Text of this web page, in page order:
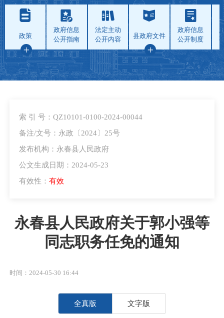
政策
政府信息
公开指南
法定主动
公开内容
县政府文件
政府信息
公开制度
索 引 号：QZ10101-0100-2024-00044
备注/文号：永政〔2024〕25号
发布机构：永春县人民政府
公文生成日期：2024-05-23
有效性： 有效
永春县人民政府关于郭小强等
同志职务任免的通知
时间：2024-05-30 16:44
全真版 文字版